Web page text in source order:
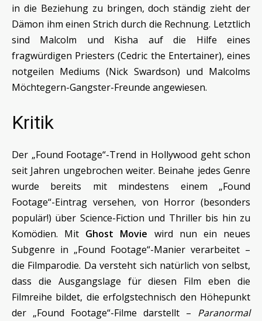
in die Beziehung zu bringen, doch ständig zieht der
Dämon ihm einen Strich durch die Rechnung. Letztlich
sind Malcolm und Kisha auf die Hilfe eines
fragwürdigen Priesters (Cedric the Entertainer), eines
notgeilen Mediums (Nick Swardson) und Malcolms
Möchtegern-Gangster-Freunde angewiesen.
Kritik
Der „Found Footage“-Trend in Hollywood geht schon
seit Jahren ungebrochen weiter. Beinahe jedes Genre
wurde bereits mit mindestens einem „Found
Footage“-Eintrag versehen, von Horror (besonders
populär!) über Science-Fiction und Thriller bis hin zu
Komödien. Mit Ghost Movie wird nun ein neues
Subgenre in „Found Footage“-Manier verarbeitet –
die Filmparodie. Da versteht sich natürlich von selbst,
dass die Ausgangslage für diesen Film eben die
Filmreihe bildet, die erfolgstechnisch den Höhepunkt
der „Found Footage“-Filme darstellt – Paranormal